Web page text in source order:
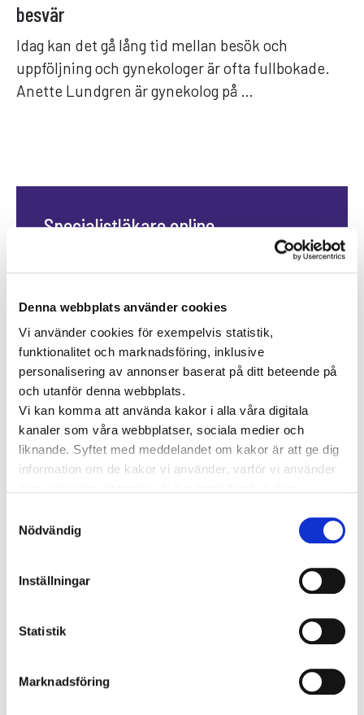
Denna webbplats använder cookies
Vi använder cookies för exempelvis statistik,
funktionalitet och marknadsföring, inklusive
personalisering av annonser baserat på ditt beteende på
och utanför denna webbplats.
Vi kan komma att använda kakor i alla våra digitala
kanaler som våra webbplatser, sociala medier och
liknande. Syftet med meddelandet om kakor är att ge dig
information om de kakor vi använder, varför vi använder
vi behandlar personuppgifter i vår
Integritetspolicy
Nödvändig
Inställningar
Statistik
Marknadsföring
besvär
Idag kan det gå lång tid mellan besök och
uppföljning och gynekologer är ofta fullbokade.
Anette Lundgren är gynekolog på …
Specialistläkare online
Hos oss kan du träffa läkare som är
specialister på din sjukdom. Du kan
träffa en läkare direkt eller boka en tid
som passar dig.
Träffa läkare online
KATEGORIER
Forskning inom vård och hälsa
Vården i Sverige
Allergi
Crohns
sjukdom Den nya vården Diabetes